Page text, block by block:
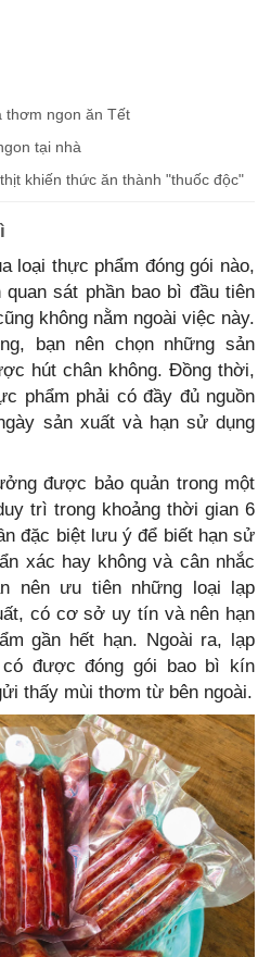
thơm ngon ăn Tết
tại nhà
khiến thức ăn thành "thuốc độc"
loại thực phẩm đóng gói nào,
sát phần bao bì đầu tiên
không nằm ngoài việc này.
bạn nên chọn những sản
hút chân không. Đồng thời,
phẩm phải có đầy đủ nguồn
sản xuất và hạn sử dụng
được bảo quản trong một
trì trong khoảng thời gian 6
đặc biệt lưu ý để biết hạn sử
xác hay không và cân nhắc
nên ưu tiên những loại lạp
có cơ sở uy tín và nên hạn
gần hết hạn. Ngoài ra, lạp
được đóng gói bao bì kín
thấy mùi thơm từ bên ngoài.